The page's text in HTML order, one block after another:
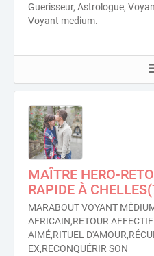
Guerisseur, Astrologue,
Voyant medium.
MAÎTRE HERO-
RAPIDE À
MARABOUT VOYANT
AFRICAIN,RETOUR
AIMÉ,RITUEL
EX,RECONQUÉRIR SON